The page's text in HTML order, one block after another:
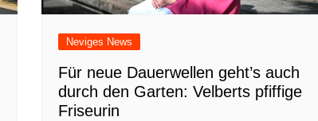
Neviges News
Für neue Dauerwellen geht’s auch
durch den Garten: Velberts pfiffige
Friseurin